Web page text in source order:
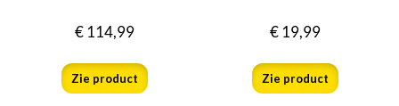
€114,99
Zie product
€19,99
Zie product